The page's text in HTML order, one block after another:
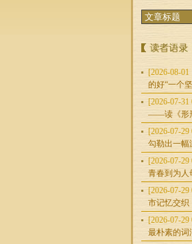
[2026-08-01
的好“一个
[2026-07-31
——读《形
[2026-07-29
勾勒出一幅
[2026-07-29
青春到为人
[2026-07-29
市记忆交织
[2026-07-29
最朴素的词